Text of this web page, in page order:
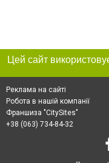
Реклама на сайті
Робота в нашій компанії
Франшиза "CitySites"
+38 (063) 734-84-32